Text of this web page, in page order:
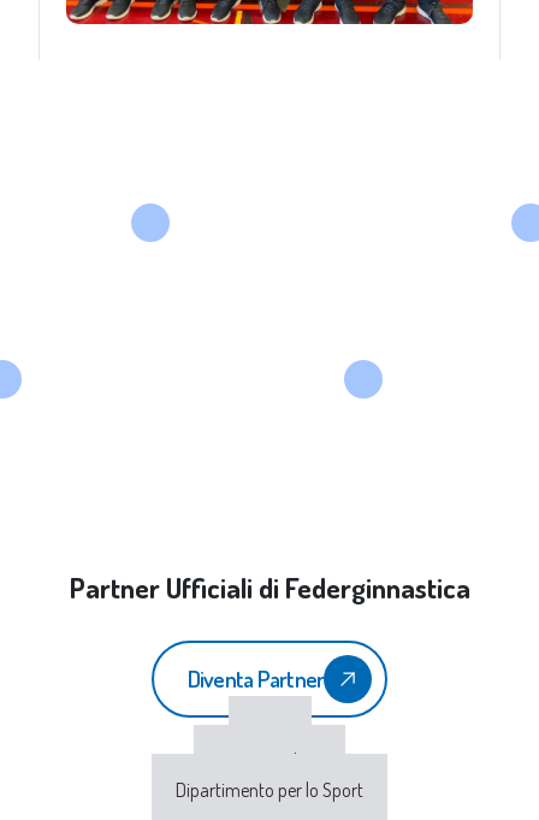
Partner Ufficiali di Federginnastica
Diventa Partner
Sport e Salute
Dipartimento per lo Sport